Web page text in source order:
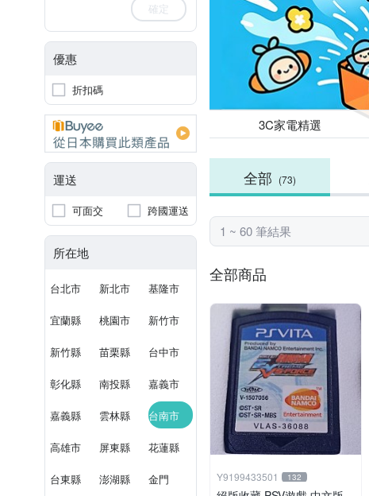
確定
優惠
折扣碼
運送
可面交 跨國運送
所在地
台北市 新北市 基隆市
宜蘭縣 桃園市 新竹市
新竹縣 苗栗縣 台中市
彰化縣 南投縣 嘉義市
嘉義縣 雲林縣 台南市
高雄市 屏東縣 花蓮縣
台東縣 澎湖縣 金門
3C家電精選
全部 (73)
1 ~ 60 筆結果
全部商品
Y9199433501 132